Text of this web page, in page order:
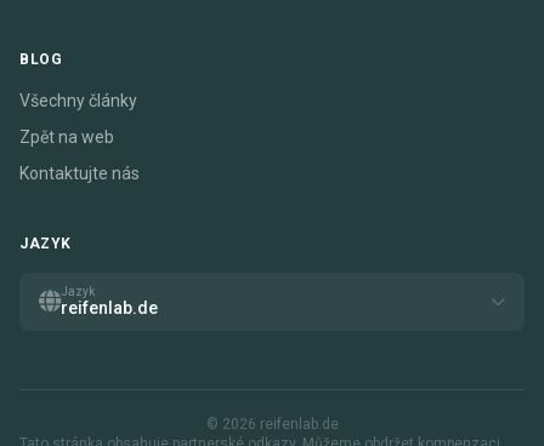
BLOG
Všechny články
Zpět na web
Kontaktujte nás
JAZYK
Jazyk
reifenlab.de
© 2026 reifenlab.de